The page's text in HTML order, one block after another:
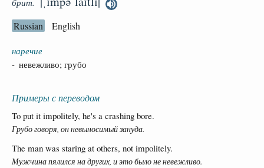
брит.
Russian English
наречие
- невежливо; грубо
Примеры с переводом
To put it impolitely, he's a crashing bore.
Грубо говоря, он невыносимый зануда.
The man was staring at others, not impolitely.
Мужчина пялился на других, и это было не невежливо.